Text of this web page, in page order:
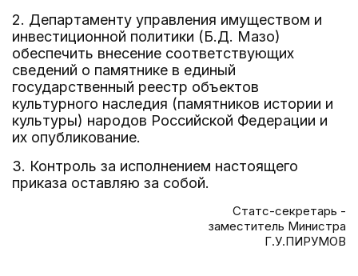
2. Департаменту управления имуществом и
инвестиционной политики (Б.Д. Мазо)
обеспечить внесение соответствующих
сведений о памятнике в единый
государственный реестр объектов
культурного наследия (памятников истории и
культуры) народов Российской Федерации и
их опубликование.
3. Контроль за исполнением настоящего
приказа оставляю за собой.
Статс-секретарь -
заместитель Министра
Г.У.ПИРУМОВ